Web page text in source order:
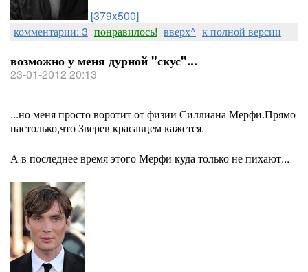
[379x500]
комментарии: 3 понравилось! вверх^ к полной версии
возможно у меня дурной "скус"...
23-01-2012 20:13
...но меня просто воротит от физии Силлиана Мерфи.Прямо
настолько,что Зверев красавцем кажется.
А в последнее время этого Мерфи куда только не пихают...